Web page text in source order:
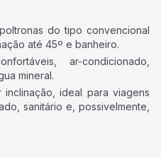
do tipo convencional
até 45º e banheiro.
ar-condicionado,
mineral.
inclinação, ideal para viagens
sanitário e, possivelmente,